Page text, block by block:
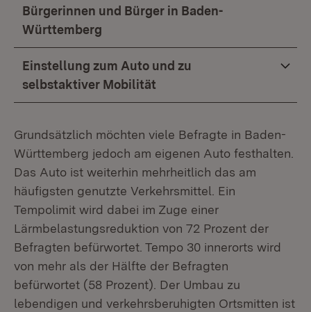
Bürgerinnen und Bürger in Baden-
Württemberg
Einstellung zum Auto und zu
selbstaktiver Mobilität
Grundsätzlich möchten viele Befragte in Baden-
Württemberg jedoch am eigenen Auto festhalten.
Das Auto ist weiterhin mehrheitlich das am
häufigsten genutzte Verkehrsmittel. Ein
Tempolimit wird dabei im Zuge einer
Lärmbelastungsreduktion von 72 Prozent der
Befragten befürwortet. Tempo 30 innerorts wird
von mehr als der Hälfte der Befragten
befürwortet (58 Prozent). Der Umbau zu
lebendigen und verkehrsberuhigten Ortsmitten ist